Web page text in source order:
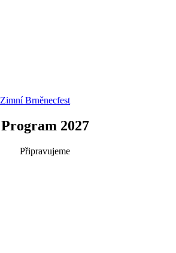
Zimní Brněnecfest
Program 2027
Připravujeme